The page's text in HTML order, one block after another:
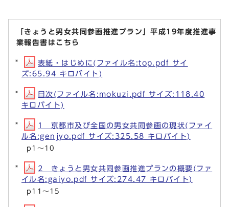
「きょうと男女共同参画推進プラン」平成19年度推進事
業報告書はこちら
表紙・はじめに(ファイル名:top.pdf サイ
ズ:65.94 キロバイト)
目次(ファイル名:mokuzi.pdf サイズ:118.40
キロバイト)
1 京都市及び全国の男女共同参画の現状(ファイ
ル名:genjyo.pdf サイズ:325.58 キロバイト)
p1～10
2 きょうと男女共同参画推進プランの概要(ファ
イル名:gaiyo.pdf サイズ:274.47 キロバイト)
p11～15